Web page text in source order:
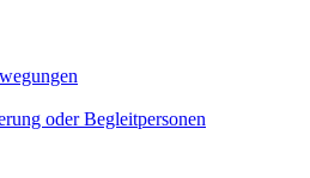
oder Begleitpersonen